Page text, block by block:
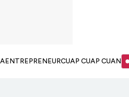
ENTREPRENEURCUAP CUAP CUAN